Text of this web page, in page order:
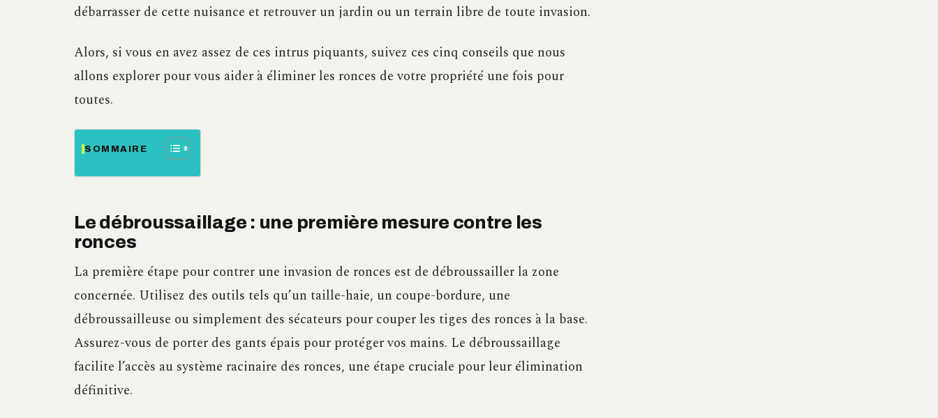
débarrasser de cette nuisance et retrouver un jardin ou un terrain libre de toute invasion.
Alors, si vous en avez assez de ces intrus piquants, suivez ces cinq conseils que nous
allons explorer pour vous aider à éliminer les ronces de votre propriété une fois pour
toutes.
SOMMAIRE
Le débroussaillage : une première mesure contre les
ronces
La première étape pour contrer une invasion de ronces est de débroussailler la zone
concernée. Utilisez des outils tels qu’un taille-haie, un coupe-bordure, une
débroussailleuse ou simplement des sécateurs pour couper les tiges des ronces à la base.
Assurez-vous de porter des gants épais pour protéger vos mains. Le débroussaillage
facilite l’accès au système racinaire des ronces, une étape cruciale pour leur élimination
définitive.